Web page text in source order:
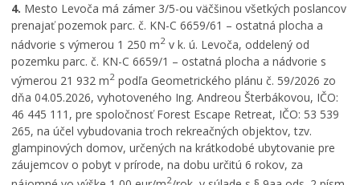
4. Mesto Levoča má zámer 3/5-ou väčšinou všetkých poslancov
prenajať pozemok parc. č. KN-C 6659/61 – ostatná plocha a
nádvorie s výmerou 1 250 m2 v k. ú. Levoča, oddelený od
pozemku parc. č. KN-C 6659/1 – ostatná plocha a nádvorie s
výmerou 21 932 m2 podľa Geometrického plánu č. 59/2026 zo
dňa 04.05.2026, vyhotoveného Ing. Andreou Šterbákovou, IČO:
46 445 111, pre spoločnosť Forest Escape Retreat, IČO: 53 539
265, na účel vybudovania troch rekreačných objektov, tzv.
glampinových domov, určených na krátkodobé ubytovanie pre
záujemcov o pobyt v prírode, na dobu určitú 6 rokov, za
2